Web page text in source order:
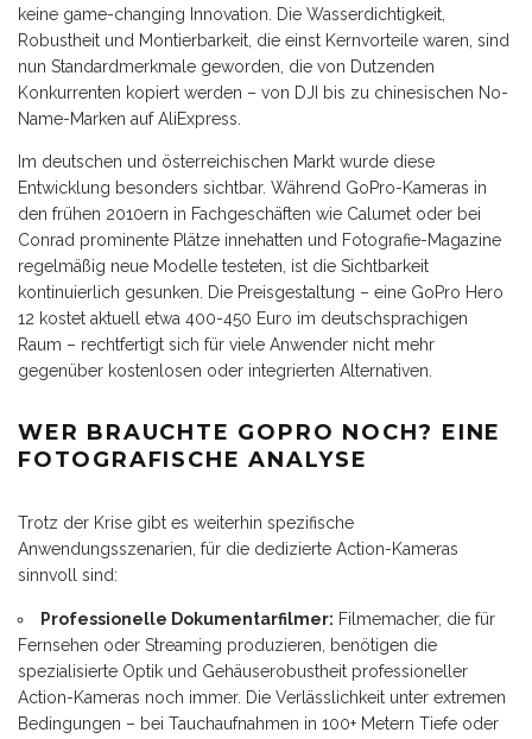
keine game-changing Innovation. Die Wasserdichtigkeit,
Robustheit und Montierbarkeit, die einst Kernvorteile waren, sind
nun Standardmerkmale geworden, die von Dutzenden
Konkurrenten kopiert werden – von DJI bis zu chinesischen No-
Name-Marken auf AliExpress.
Im deutschen und österreichischen Markt wurde diese
Entwicklung besonders sichtbar. Während GoPro-Kameras in
den frühen 2010ern in Fachgeschäften wie Calumet oder bei
Conrad prominente Plätze innehatten und Fotografie-Magazine
regelmäßig neue Modelle testeten, ist die Sichtbarkeit
kontinuierlich gesunken. Die Preisgestaltung – eine GoPro Hero
12 kostet aktuell etwa 400-450 Euro im deutschsprachigen
Raum – rechtfertigt sich für viele Anwender nicht mehr
gegenüber kostenlosen oder integrierten Alternativen.
WER BRAUCHTE GOPRO NOCH? EINE
FOTOGRAFISCHE ANALYSE
Trotz der Krise gibt es weiterhin spezifische
Anwendungsszenarien, für die dedizierte Action-Kameras
sinnvoll sind:
Professionelle Dokumentarfilmer: Filmemacher, die für
Fernsehen oder Streaming produzieren, benötigen die
spezialisierte Optik und Gehäuserobustheit professioneller
Action-Kameras noch immer. Die Verlässlichkeit unter extremen
Bedingungen – bei Tauchaufnahmen in 100+ Metern Tiefe oder